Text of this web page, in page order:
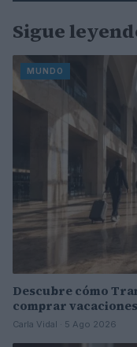
Sigue
MUNDO
Descubre cómo
comprar
Carla Vidal · 5 Ago 2026